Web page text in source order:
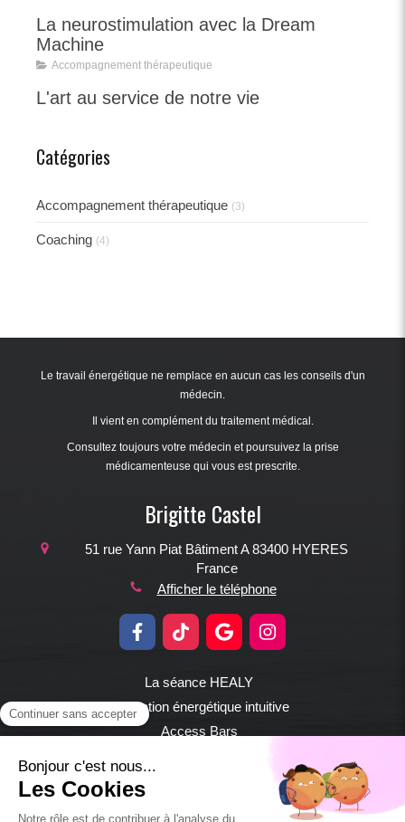
La neurostimulation avec la Dream
Machine
Accompagnement thérapeutique
L'art au service de notre vie
Catégories
Accompagnement thérapeutique (3)
Coaching (4)
Le travail énergétique ne remplace en aucun cas les conseils d'un
médecin.
Il vient en complément du traitement médical.
Consultez toujours votre médecin et poursuivez la prise
médicamenteuse qui vous est prescrite.
Brigitte Castel
51 rue Yann Piat Bâtiment A83400 HYERES
France
Afficher le téléphone
La séance HEALY
Formation énergétique intuitive
Access Bars